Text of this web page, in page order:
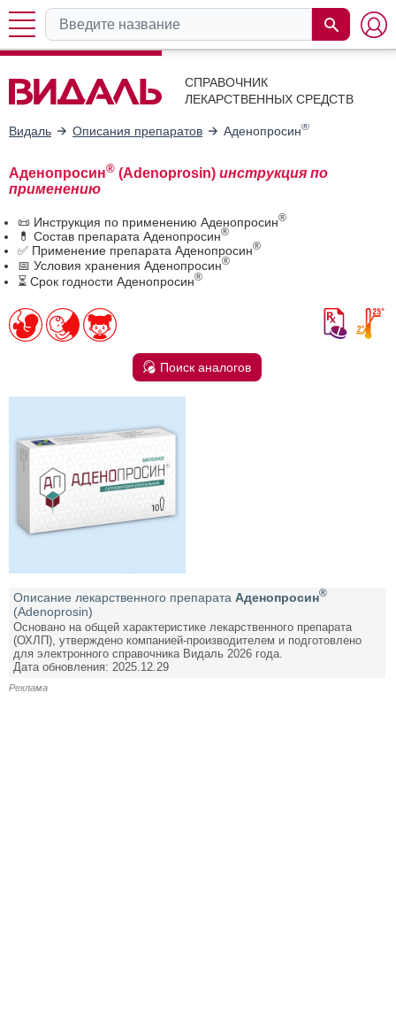
СПРАВОЧНИК
ЛЕКАРСТВЕННЫХ СРЕДСТВ
Видаль Описания препаратов Аденопросин®
Аденопросин® (Adenoprosin) инструкция по
применению
📜 Инструкция по применению Аденопросин®
💊 Состав препарата Аденопросин®
✅ Применение препарата Аденопросин®
📅 Условия хранения Аденопросин®
⏳ Срок годности Аденопросин®
Поиск аналогов
Описание лекарственного препарата Аденопросин®
(Adenoprosin)
Основано на общей характеристике лекарственного препарата
(ОХЛП), утверждено компанией-производителем и подготовлено
для электронного справочника Видаль 2026 года.
Дата обновления: 2025.12.29
Реклама